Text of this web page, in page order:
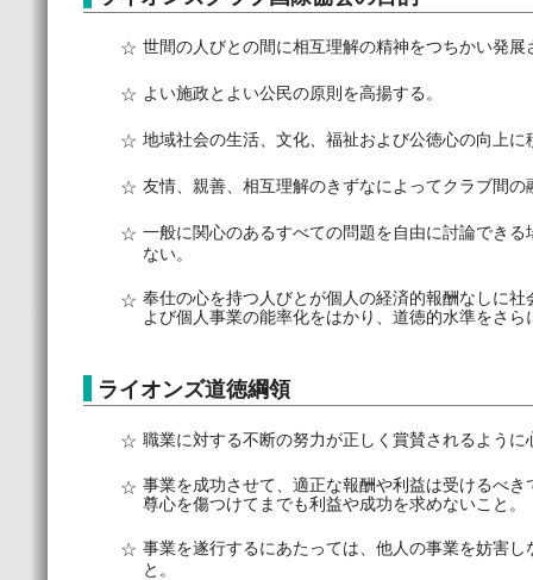
☆ 世間の人びとの間に相互理解の精神をつちかい発展
☆ よい施政とよい公民の原則を高揚する。
☆ 地域社会の生活、文化、福祉および公徳心の向上に
☆ 友情、親善、相互理解のきずなによってクラブ間の
☆ 一般に関心のあるすべての問題を自由に討論でき
ない。
☆ 奉仕の心を持つ人びとが個人の経済的報酬なしに
よび個人事業の能率化をはかり、道徳的水準をさら
ライオンズ道徳綱領
☆ 職業に対する不断の努力が正しく賞賛されるよう
☆ 事業を成功させて、適正な報酬や利益は受けるべ
尊心を傷つけてまでも利益や成功を求めないこと。
☆ 事業を遂行するにあたっては、他人の事業を妨害
と。